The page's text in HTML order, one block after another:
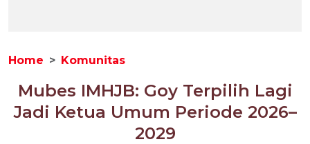
Home Komunitas
Mubes IMHJB: Goy Terpilih Lagi
Jadi Ketua Umum Periode 2026–
2029